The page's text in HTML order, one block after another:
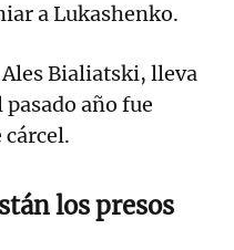
a Lukashenko.
Bialiatski, lleva
año fue
cárcel.
los presos